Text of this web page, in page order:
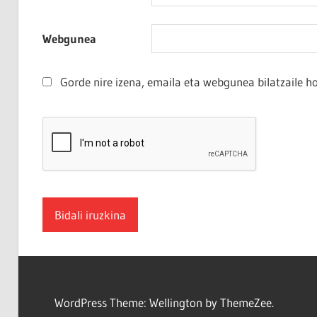
Webgunea
Gorde nire izena, emaila eta webgunea bilatzaile
WordPress Theme: Wellington by ThemeZee.